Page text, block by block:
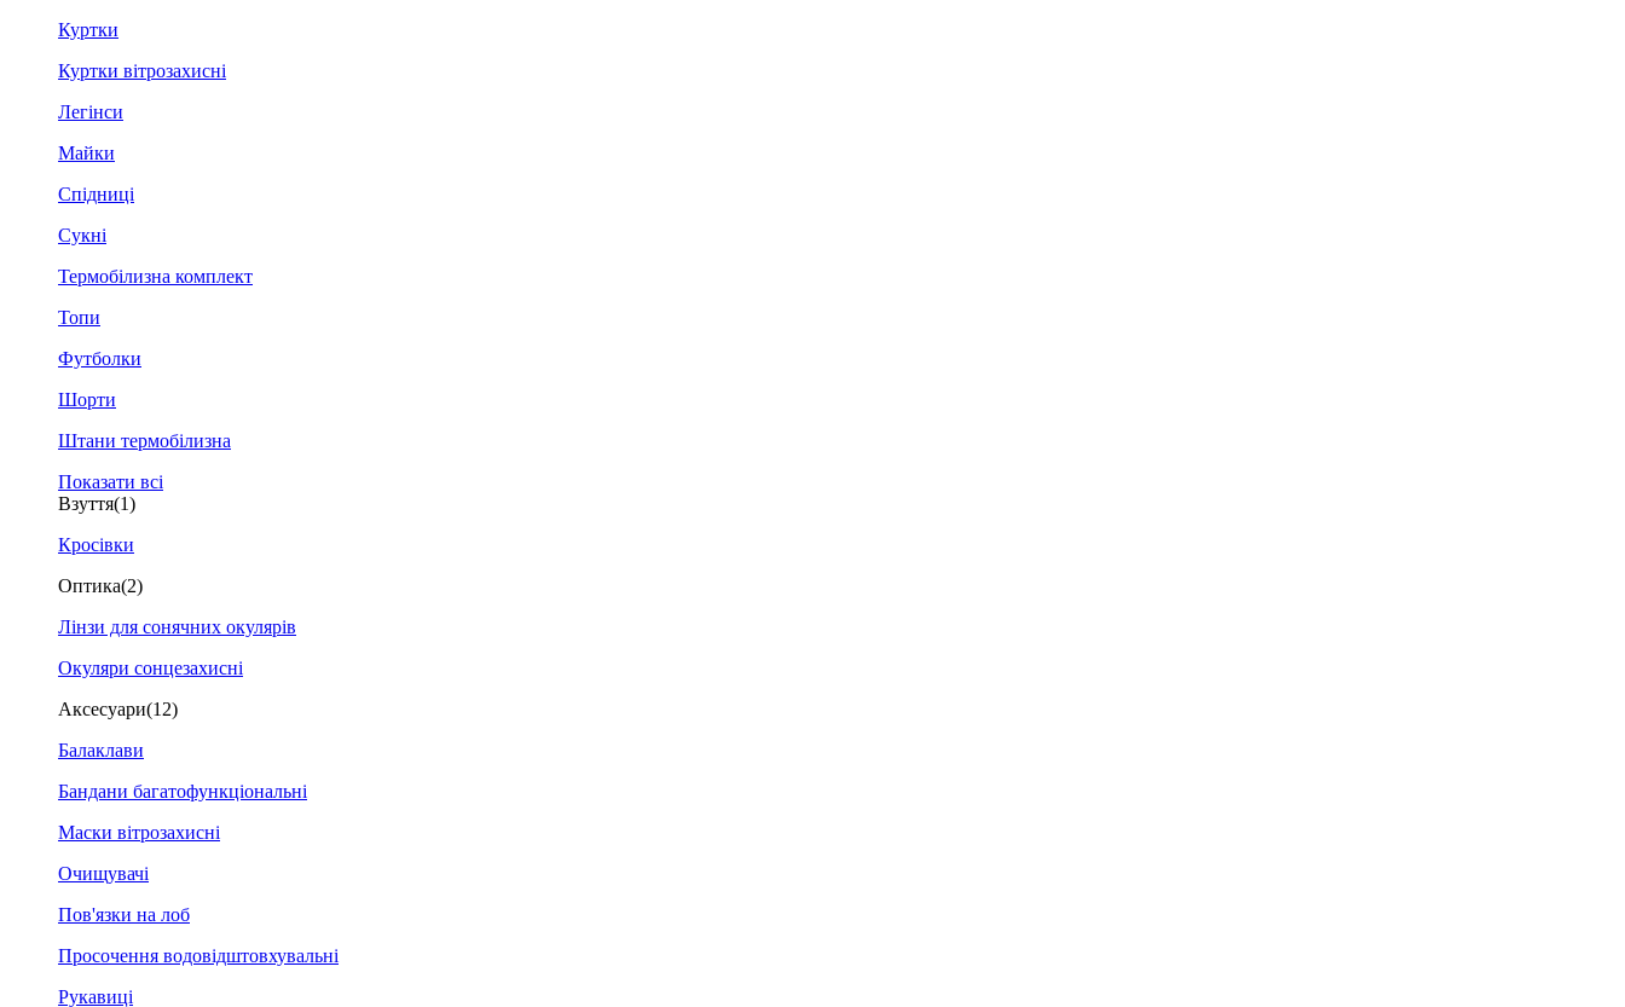
Куртки
Куртки вітрозахисні
Легінси
Майки
Спідниці
Сукні
Термобілизна комплект
Топи
Футболки
Шорти
Штани термобілизна
Показати всі
Взуття(1)
Кросівки
Оптика(2)
Лінзи для сонячних окулярів
Окуляри сонцезахисні
Аксесуари(12)
Балаклави
Бандани багатофункціональні
Маски вітрозахисні
Очищувачі
Пов'язки на лоб
Просочення водовідштовхувальні
Рукавиці